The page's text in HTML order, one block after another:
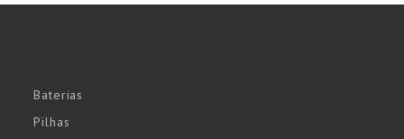
Baterias
Pilhas